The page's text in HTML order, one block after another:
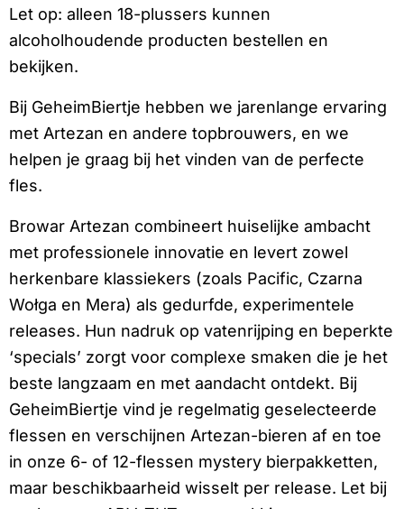
Let op: alleen 18-plussers kunnen
alcoholhoudende producten bestellen en
bekijken.
Bij GeheimBiertje hebben we jarenlange ervaring
met Artezan en andere topbrouwers, en we
helpen je graag bij het vinden van de perfecte
fles.
Browar Artezan combineert huiselijke ambacht
met professionele innovatie en levert zowel
herkenbare klassiekers (zoals Pacific, Czarna
Wołga en Mera) als gedurfde, experimentele
releases. Hun nadruk op vatenrijping en beperkte
‘specials’ zorgt voor complexe smaken die je het
beste langzaam en met aandacht ontdekt. Bij
GeheimBiertje vind je regelmatig geselecteerde
flessen en verschijnen Artezan-bieren af en toe
in onze 6- of 12-flessen mystery bierpakketten,
maar beschikbaarheid wisselt per release. Let bij